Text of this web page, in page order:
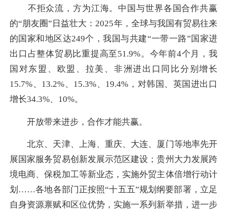
不拒众流，方为江海。中国与世界各国合作共赢
的“朋友圈”日益壮大：2025年，全球与我国有贸易往来
的国家和地区达249个，我国与共建“一带一路”国家进
出口占整体贸易比重提高至51.9%。今年前4个月，我
国对东盟、欧盟、拉美、非洲进出口同比分别增长
15.7%、13.2%、15.3%、19.4%，对韩国、英国进出口
增长34.3%、10%。
开放带来进步，合作才能共赢。
北京、天津、上海、重庆、大连、厦门等地率先开
展国家服务贸易创新发展示范区建设；贵州大力发展跨
境电商、保税加工等新业态，实施外贸主体倍增行动计
划……各地各部门正按照“十五五”规划纲要部署，立足
自身资源禀赋和区位优势，实施一系列新举措，进一步